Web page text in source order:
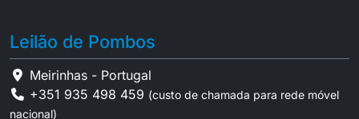
Leilão de Pombos
Meirinhas - Portugal
+351 935 498 459 (custo de chamada para rede móvel
nacional)